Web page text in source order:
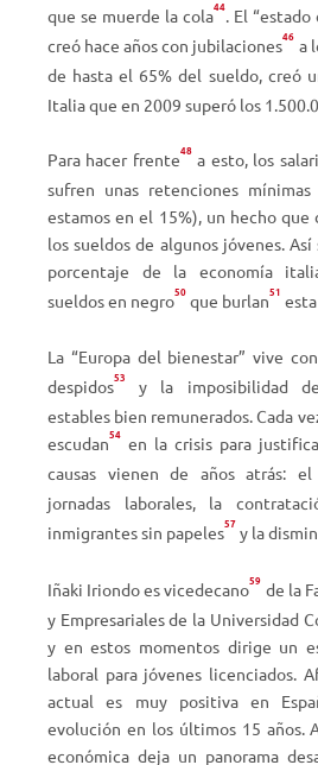
que se muerde la cola44. El
creó hace años con jubilaciones46 a
de hasta el 65% del sueldo, creó
Italia que en 2009 superó los
Para hacer frente48a esto, los
sufren unas retenciones
estamos en el 15%), un hecho
los sueldos de algunos jóvenes.
porcentaje de la economía
sueldos en negro50 que burlan51
La “Europa del bienestar” vive
despidos53
y la imposibilidad
estables bien remunerados. Cada
escudan54 en la crisis para
causas vienen de años atrás: el
jornadas laborales, la
inmigrantes sin papeles57 y la
Iñaki Iriondo es vicedecano59 de la
y Empresariales de la Universidad
y en estos momentos dirige un
laboral para jóvenes licenciados.
actual es muy positiva en
evolución en los últimos 15 años.
económica deja un panorama des